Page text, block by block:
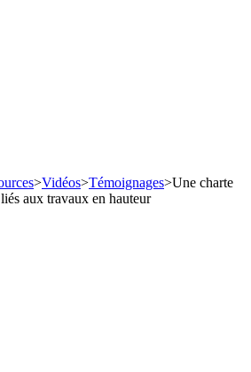
>Vidéos>Témoignages>Une charte
aux travaux en hauteur